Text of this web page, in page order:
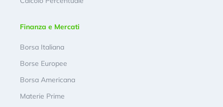
Finanza e Mercati
Borsa Italiana
Borse Europee
Borsa Americana
Materie Prime